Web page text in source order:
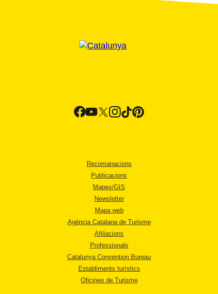
Recomanacions
Publicacions
Mapes/GIS
Newsletter
Mapa web
Agència Catalana de Turisme
Afiliacions
Professionals
Catalunya Convention Bureau
Establiments turístics
Oficines de Turisme